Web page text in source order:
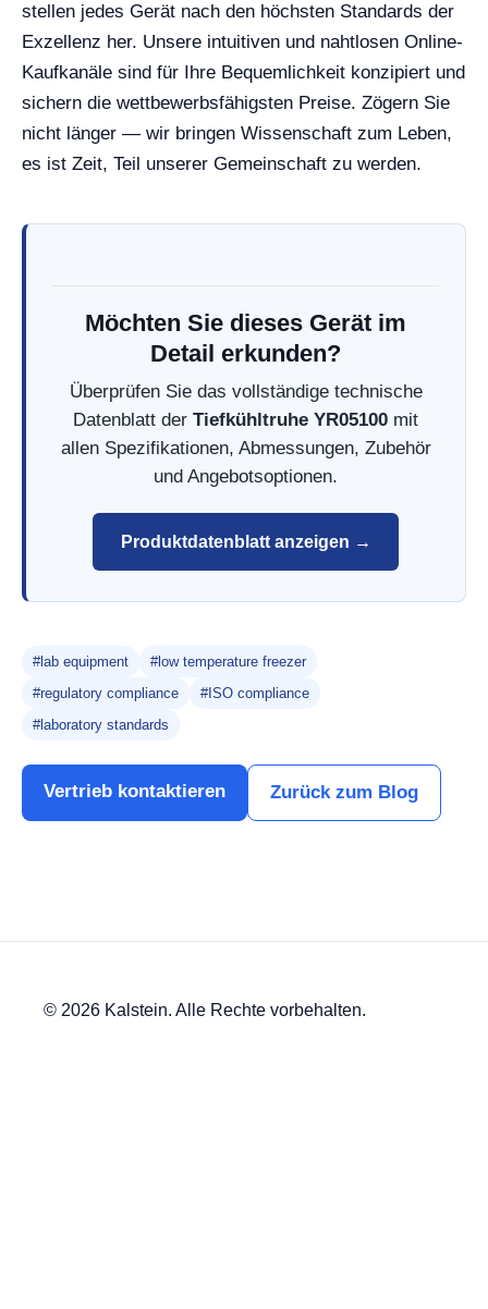
stellen jedes Gerät nach den höchsten Standards der
Exzellenz her. Unsere intuitiven und nahtlosen Online-
Kaufkanäle sind für Ihre Bequemlichkeit konzipiert und
sichern die wettbewerbsfähigsten Preise. Zögern Sie
nicht länger — wir bringen Wissenschaft zum Leben,
es ist Zeit, Teil unserer Gemeinschaft zu werden.
Möchten Sie dieses Gerät im
Detail erkunden?
Überprüfen Sie das vollständige technische
Datenblatt der Tiefkühltruhe YR05100 mit
allen Spezifikationen, Abmessungen, Zubehör
und Angebotsoptionen.
Produktdatenblatt anzeigen →
#lab equipment
#low temperature freezer
#regulatory compliance
#ISO compliance
#laboratory standards
Vertrieb kontaktieren Zurück zum Blog
© 2026 Kalstein. Alle Rechte vorbehalten.